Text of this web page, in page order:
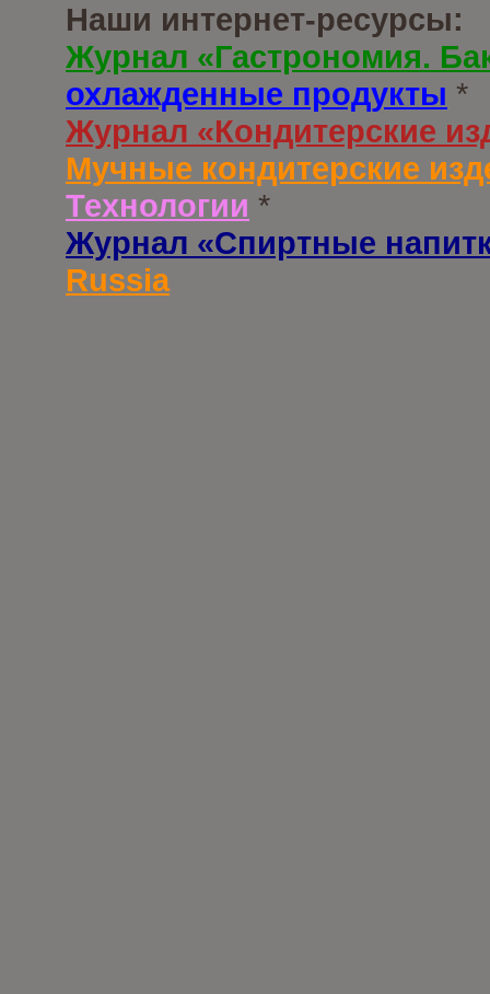
Наши интернет-ресурсы:
Журнал «Гастрономия.
охлажденные продукты *
Журнал «Кондитерские
Мучные кондитерские
Технологии *
Журнал «Спиртные
Russia